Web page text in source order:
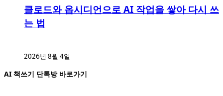
클로드와 옵시디언으로 AI 작업을 쌓아 다시 쓰
는 법
2026년 8월 4일
AI 책쓰기 단톡방 바로가기